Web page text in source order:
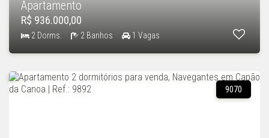
Apartamento
R$ 936.000,00
2 Dorms. 2 Banhos 1 Vagas
9070